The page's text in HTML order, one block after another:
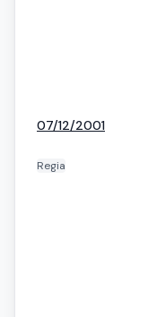
07/12/2001
Regia